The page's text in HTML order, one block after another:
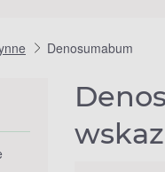
Denosumabum